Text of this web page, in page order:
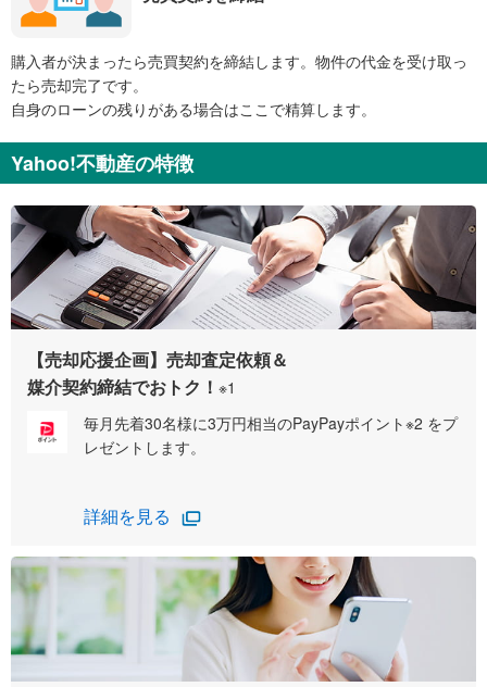
購入者が決まったら売買契約を締結します。物件の代金を受け取っ
たら売却完了です。
自身のローンの残りがある場合はここで精算します。
Yahoo!不動産の特徴
【売却応援企画】売却査定依頼＆
媒介契約締結でおトク！ ※1
毎月先着30名様に3万円相当のPayPayポイント※2 をプ
レゼントします。
詳細を見る